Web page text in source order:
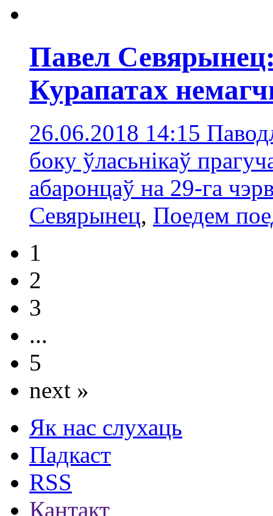
Павел
Курапатах
26.06.2018 14:15
боку ўласьнікаў
абаронцаў на 29-га
Севярынец, Поедем
1
2
3
...
5
next »
Як нас слухаць
Падкаст
RSS
Кантакт